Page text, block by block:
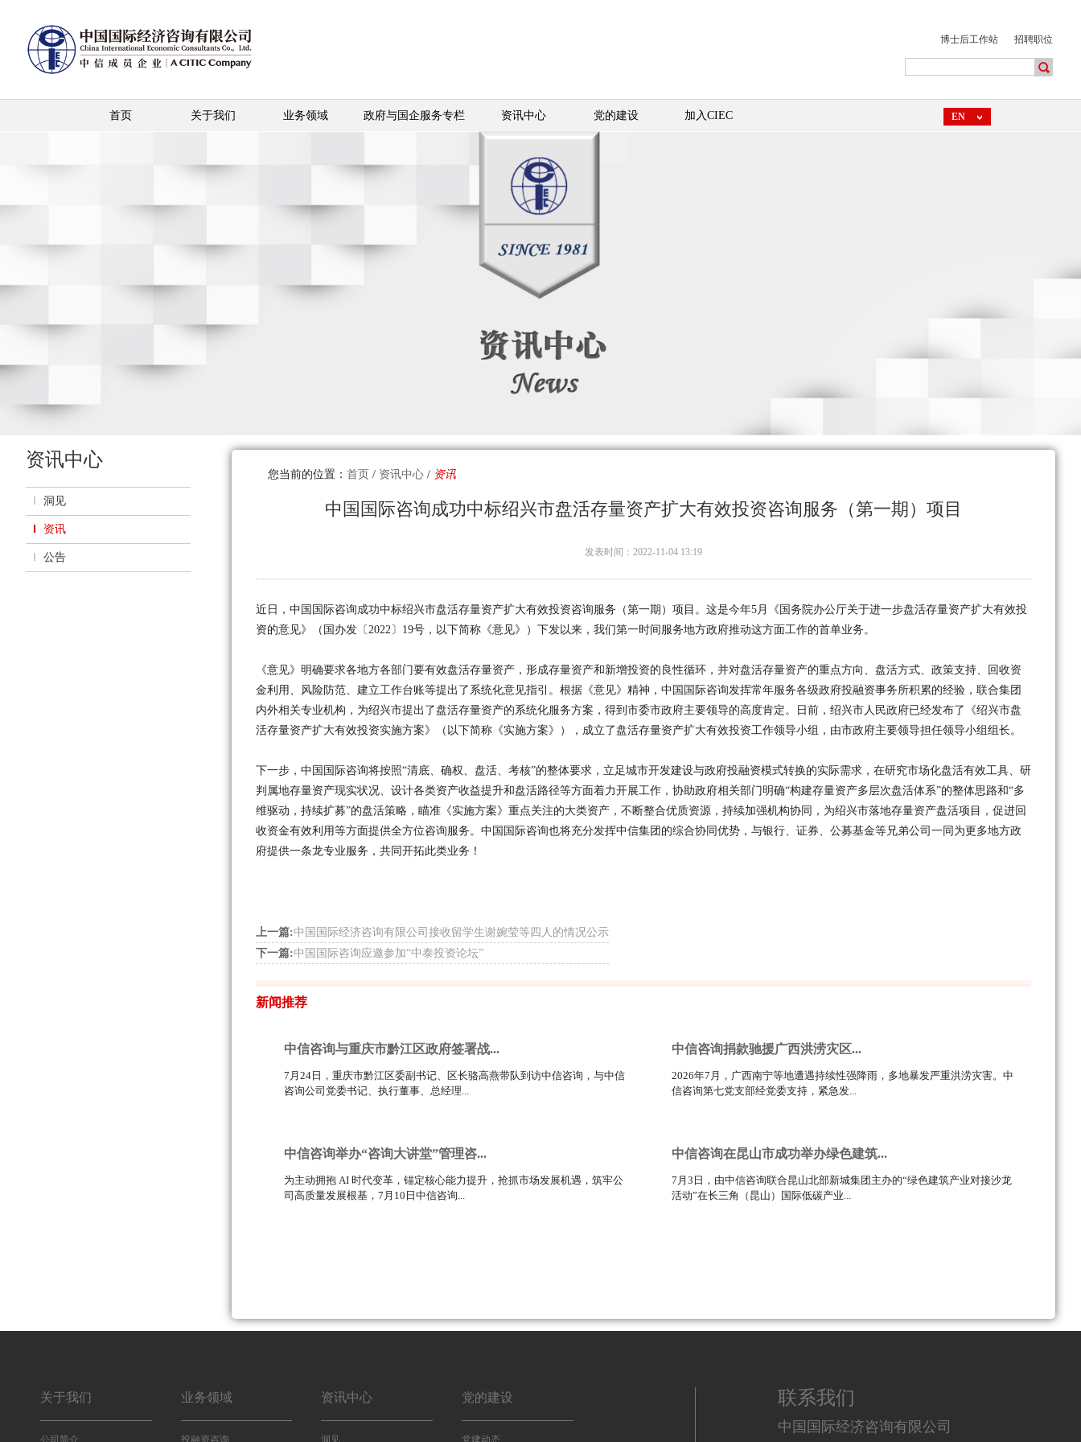
博士后工作站 招聘职位
首页 关于我们 业务领域 政府与国企服务专栏 资讯中心 党的建设 加入CIEC EN
资讯中心
洞见
资讯
公告
您当前的位置： 首页 / 资讯中心/ 资讯
中国国际咨询成功中标绍兴市盘活存量资产扩大有效投资咨询服务（第一期）项目
发表时间：2022-11-04 13:19
近日，中国国际咨询成功中标绍兴市盘活存量资产扩大有效投资咨询服务（第一期）项目。这是今年5月《国务院办公厅关于进一步盘活存量资产扩大有效投
资的意见》（国办发〔2022〕19号，以下简称《意见》）下发以来，我们第一时间服务地方政府推动这方面工作的首单业务。
《意见》明确要求各地方各部门要有效盘活存量资产，形成存量资产和新增投资的良性循环，并对盘活存量资产的重点方向、盘活方式、政策支持、回收资
金利用、风险防范、建立工作台账等提出了系统化意见指引。根据《意见》精神，中国国际咨询发挥常年服务各级政府投融资事务所积累的经验，联合集团
内外相关专业机构，为绍兴市提出了盘活存量资产的系统化服务方案，得到市委市政府主要领导的高度肯定。日前，绍兴市人民政府已经发布了《绍兴市盘
活存量资产扩大有效投资实施方案》（以下简称《实施方案》），成立了盘活存量资产扩大有效投资工作领导小组，由市政府主要领导担任领导小组组长。
下一步，中国国际咨询将按照“清底、确权、盘活、考核”的整体要求，立足城市开发建设与政府投融资模式转换的实际需求，在研究市场化盘活有效工具、研
判属地存量资产现实状况、设计各类资产收益提升和盘活路径等方面着力开展工作，协助政府相关部门明确“构建存量资产多层次盘活体系”的整体思路和“多
维驱动，持续扩募”的盘活策略，瞄准《实施方案》重点关注的大类资产，不断整合优质资源，持续加强机构协同，为绍兴市落地存量资产盘活项目，促进回
收资金有效利用等方面提供全方位咨询服务。中国国际咨询也将充分发挥中信集团的综合协同优势，与银行、证券、公募基金等兄弟公司一同为更多地方政
府提供一条龙专业服务，共同开拓此类业务！
上一篇:中国国际经济咨询有限公司接收留学生谢婉莹等四人的情况公示
下一篇:中国国际咨询应邀参加“中泰投资论坛”
新闻推荐
中信咨询与重庆市黔江区政府签署战...
7月24日，重庆市黔江区委副书记、区长骆高燕带队到访中信咨询，与中信
咨询公司党委书记、执行董事、总经理...
中信咨询捐款驰援广西洪涝灾区...
2026年7月，广西南宁等地遭遇持续性强降雨，多地暴发严重洪涝灾害。中
信咨询第七党支部经党委支持，紧急发...
中信咨询举办“咨询大讲堂”管理咨...
为主动拥抱 AI 时代变革，锚定核心能力提升，抢抓市场发展机遇，筑牢公
司高质量发展根基，7月10日中信咨询...
中信咨询在昆山市成功举办绿色建筑...
7月3日，由中信咨询联合昆山北部新城集团主办的“绿色建筑产业对接沙龙
活动”在长三角（昆山）国际低碳产业...
关于我们
公司简介
业务领域
投融资咨询
资讯中心
洞见
党的建设
党建动态
联系我们
中国国际经济咨询有限公司